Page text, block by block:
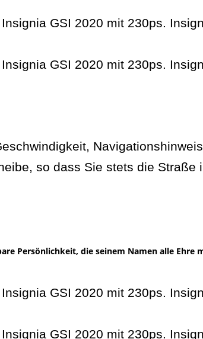
so dass Sie stets die Straße
Persönlichkeit, die seinem Namen alle Ehre